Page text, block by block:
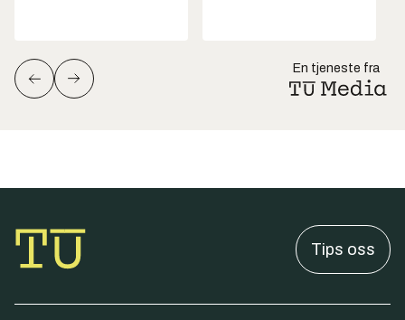
En tjeneste fra
Tips oss